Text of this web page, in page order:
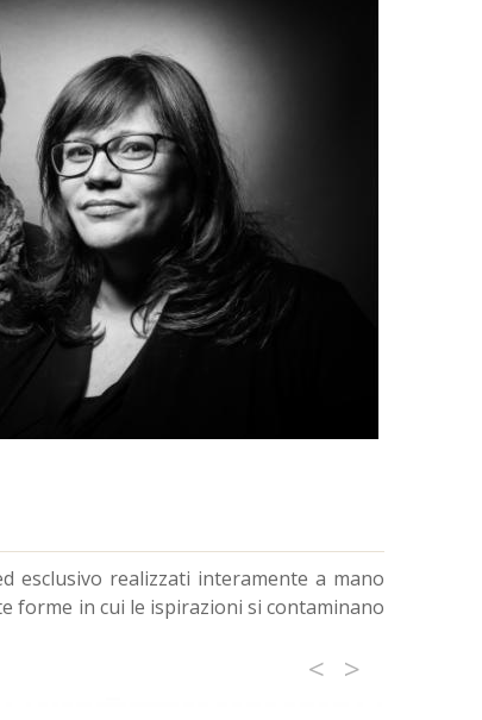
esclusivo realizzati interamente a mano
forme in cui le ispirazioni si contaminano
< >